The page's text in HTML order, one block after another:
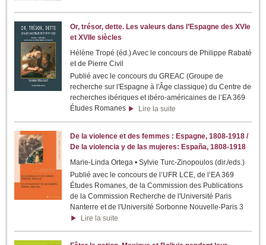
Or, trésor, dette. Les valeurs dans l’Espagne des XVIe
et XVIIe siècles
Hélène Tropé (éd.) Avec le concours de Philippe Rabaté
et de Pierre Civil
Publié avec le concours du GREAC (Groupe de
recherche sur l'Espagne à l'Âge classique) du Centre de
recherches ibériques et ibéro-américaines de l’EA 369
Études Romanes
Lire la suite
De la violence et des femmes : Espagne, 1808-1918 /
De la violencia y de las mujeres: España, 1808-1918
Marie-Linda Ortega • Sylvie Turc-Zinopoulos (dir./eds.)
Publié avec le concours de l’UFR LCE, de l’EA 369
Études Romanes, de la Commission des Publications
de la Commission Recherche de l'Université Paris
Nanterre et de l'Université Sorbonne Nouvelle-Paris 3
Lire la suite